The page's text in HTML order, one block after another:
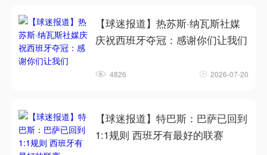
【球迷报道】热苏斯·纳瓦斯社媒
庆祝西班牙夺冠：感谢你们让我们
4826 2026-07-20
【球迷报道】特巴斯：巴萨已回到
1:1规则 西班牙有最好的联赛